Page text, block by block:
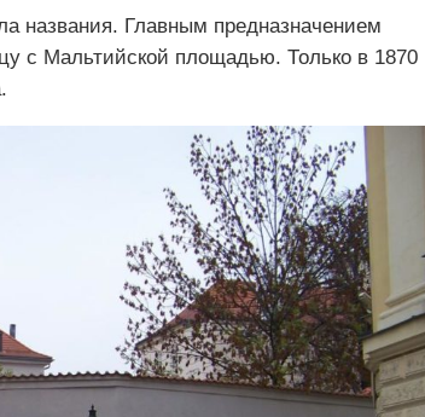
названия. Главным предназначением
с Мальтийской площадью. Только в 1870